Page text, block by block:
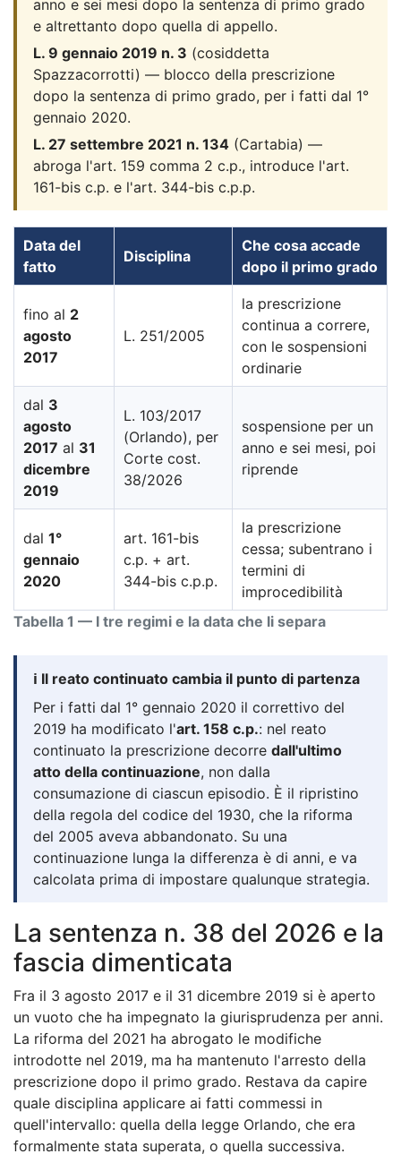
anno e sei mesi dopo la sentenza di primo grado
e altrettanto dopo quella di appello.
L. 9 gennaio 2019 n. 3 (cosiddetta
Spazzacorrotti) — blocco della prescrizione
dopo la sentenza di primo grado, per i fatti dal 1°
gennaio 2020.
L. 27 settembre 2021 n. 134 (Cartabia) —
abroga l'art. 159 comma 2 c.p., introduce l'art.
161-bis c.p. e l'art. 344-bis c.p.p.
Tabella 1 — I tre regimi e la data che li separa
Data del
fatto
Disciplina
Che cosa accade
dopo il primo grado
fino al 2
agosto
2017
L. 251/2005
la prescrizione
continua a correre,
con le sospensioni
ordinarie
dal 3
agosto
2017 al 31
dicembre
2019
L. 103/2017
(Orlando), per
Corte cost.
38/2026
sospensione per un
anno e sei mesi, poi
riprende
dal 1°
gennaio
2020
art. 161-bis
c.p. + art.
344-bis c.p.p.
la prescrizione
cessa; subentrano i
termini di
improcedibilità
ℹ️ Il reato continuato cambia il punto di partenza
Per i fatti dal 1° gennaio 2020 il correttivo del
2019 ha modificato l'art. 158 c.p.: nel reato
continuato la prescrizione decorre dall'ultimo
atto della continuazione, non dalla
consumazione di ciascun episodio. È il ripristino
della regola del codice del 1930, che la riforma
del 2005 aveva abbandonato. Su una
continuazione lunga la differenza è di anni, e va
calcolata prima di impostare qualunque strategia.
La sentenza n. 38 del 2026 e la
fascia dimenticata
Fra il 3 agosto 2017 e il 31 dicembre 2019 si è aperto
un vuoto che ha impegnato la giurisprudenza per anni.
La riforma del 2021 ha abrogato le modifiche
introdotte nel 2019, ma ha mantenuto l'arresto della
prescrizione dopo il primo grado. Restava da capire
quale disciplina applicare ai fatti commessi in
quell'intervallo: quella della legge Orlando, che era
formalmente stata superata, o quella successiva.